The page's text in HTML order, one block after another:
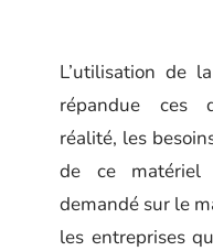
L’utilisation de
répandue ces
réalité, les
de ce
demandé sur le
les entreprises